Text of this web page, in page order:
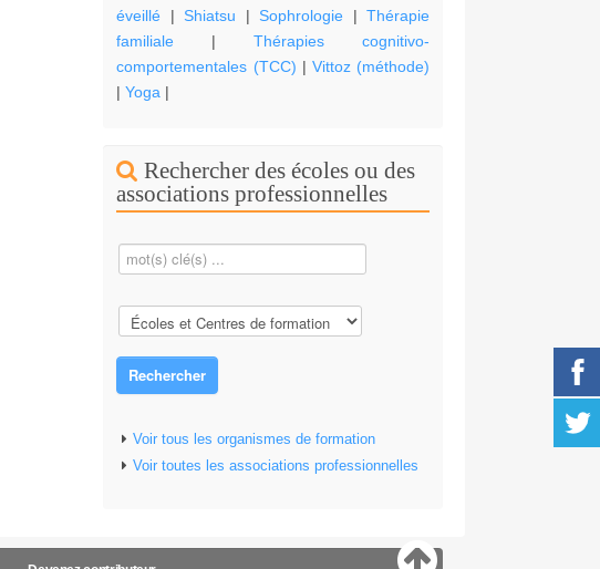
éveillé |Shiatsu |Sophrologie | Thérapie
familiale |Thérapies cognitivo-
comportementales (TCC) | Vittoz (méthode)
|Yoga |
Rechercher des écoles ou des
associations professionnelles
Rechercher
Voir tous les organismes de formation
Voir toutes les associations professionnelles